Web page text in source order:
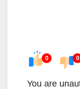
0 0
You are